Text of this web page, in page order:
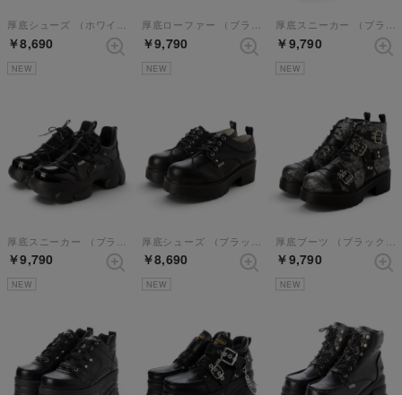
厚底シューズ （ホワイト）
￥8,690
NEW
厚底ローファー （ブラック）
￥9,790
NEW
厚底スニーカー （ブラック）
￥9,790
NEW
厚底スニーカー （ブラックエナメル）
￥9,790
NEW
厚底シューズ （ブラック）
￥8,690
NEW
厚底ブーツ （ブラックグレー）
￥9,790
NEW